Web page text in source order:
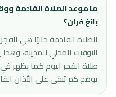
ما موعد الصلاة القادمة
بانغ فران؟
التوقيت المحلي للمدينة،
صلاة الفجر اليوم كما يظهر
يوضح كم تبقى على الأذان